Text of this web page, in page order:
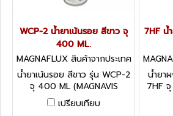
WCP-2 น้ำยาเน้นรอย สีขาว จุ
400 ML.
MAGNAFLUX สินค้าจากประเทศ
อเมริกา WCP-2
น้ำยาเน้นรอย สีขาว รุ่น WCP-2
จุ 400 ML (MAGNAVIS
WHITE CONTRAST PAINT)
เปรียบเทียบ
7HF น้
น้ำยา
7HF